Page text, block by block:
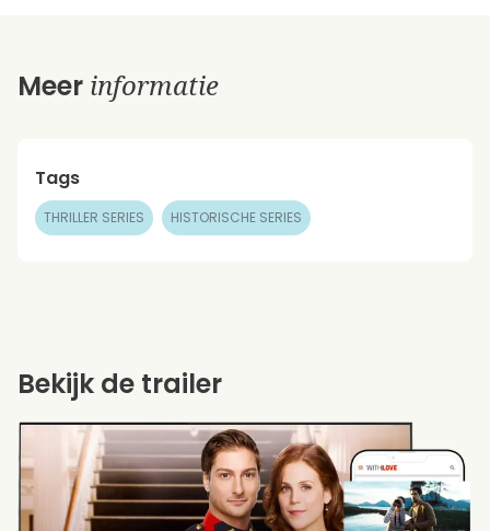
Meer informatie
Tags
THRILLER SERIES HISTORISCHE SERIES
Bekijk de trailer